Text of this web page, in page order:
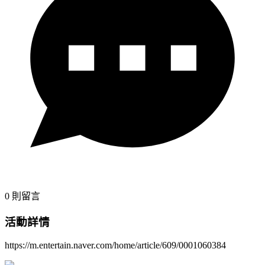
0 則留言
活動詳情
https://m.entertain.naver.com/home/article/609/0001060384